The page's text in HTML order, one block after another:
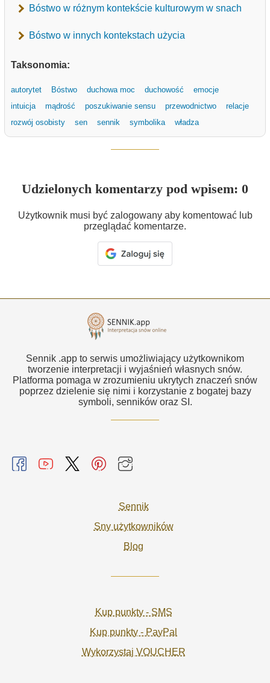
Bóstwo w różnym kontekście kulturowym w snach
Bóstwo w innych kontekstach użycia
Taksonomia:
autorytet Bóstwo duchowa moc duchowość
emocje
intuicja
mądrość poszukiwanie sensu przewodnictwo
relacje
rozwój osobisty
sen sennik symbolika władza
Udzielonych komentarzy pod wpisem: 0
Użytkownik musi być zalogowany aby komentować lub
przeglądać komentarze.
Sennik .app to serwis umożliwiający użytkownikom
tworzenie interpretacji i wyjaśnień własnych snów.
Platforma pomaga w zrozumieniu ukrytych znaczeń snów
poprzez dzielenie się nimi i korzystanie z bogatej bazy
symboli, senników oraz SI.
Sennik
Sny użytkowników
Blog
Kup punkty - SMS
Kup punkty - PayPal
Wykorzystaj VOUCHER